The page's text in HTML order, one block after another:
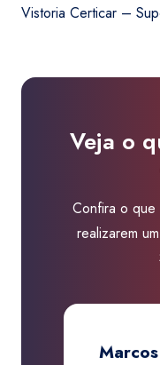
Certicar
Visão
Vistoria Certicar –
Veja o
Confira o que
realizarem
Jose